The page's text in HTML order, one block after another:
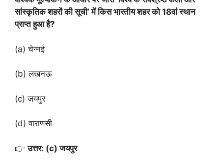
सांस्कृतिक शहरों की सूची’ में किस भारतीय शहर को 18वां स्थान
प्राप्त हुआ है?
(a) चेन्नई
(b) लखनऊ
(c) जयपुर
(d) वाराणसी
👉उत्तर: (c) जयपुर